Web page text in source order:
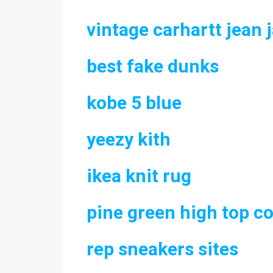
vintage carhartt jean
best fake dunks
kobe 5 blue
yeezy kith
ikea knit rug
pine green high top
rep sneakers sites